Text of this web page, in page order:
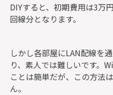
DIYすると、初期費用は3万
回線分となります。
しかし各部屋にLAN配線を
り、素人では難しいです。
ことは簡単だが、この方法
ん。